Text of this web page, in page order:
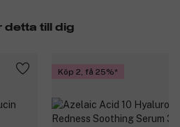
detta till dig
Köp 2, få 25%